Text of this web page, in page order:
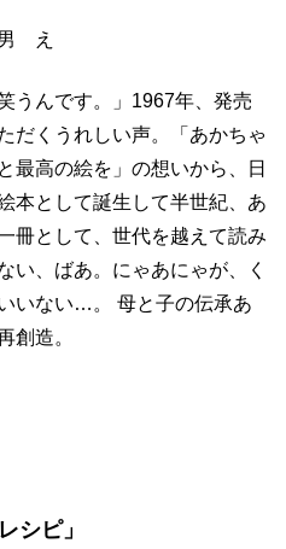
え
うんです。」1967年、発売
だくうれしい声。「あかちゃ
最高の絵を」の想いから、日
本として誕生して半世紀、あ
冊として、世代を越えて読み
い、ばあ。にゃあにゃが、く
いない…。 母と子の伝承あ
創造。
シピ」